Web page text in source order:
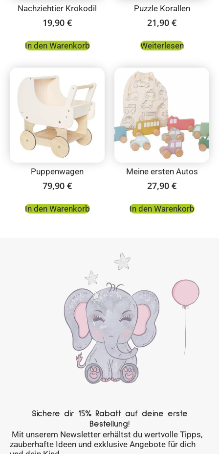
Nachziehtier Krokodil
19,90 €
In den Warenkorb
Puzzle Korallen
21,90 €
Weiterlesen
Puppenwagen
79,90 €
In den Warenkorb
Meine ersten Autos
27,90 €
In den Warenkorb
Sichere dir 15% Rabatt auf deine erste
Bestellung!
Mit unserem Newsletter erhältst du wertvolle Tipps,
zauberhafte Ideen und exklusive Angebote für dich